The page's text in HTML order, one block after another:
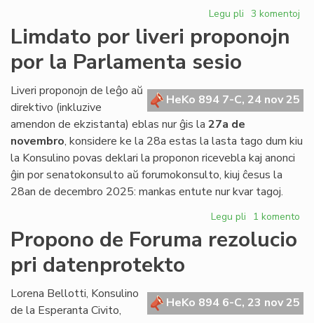
Legu pli pri
vere
transloko
en
3 komentoj
Limdato por liveri proponojn
por la Parlamenta sesio
HeKo 894 7-C, 24 nov 25
Liveri proponojn de leĝo aŭ
direktivo (inkluzive
amendon de ekzistanta) eblas nur ĝis la 27a de
novembro, konsidere ke la 28a estas la lasta tago dum kiu
la Konsulino povas deklari la proponon ricevebla kaj anonci
ĝin por senatokonsulto aŭ forumokonsulto, kiuj ĉesus la
28an de decembro 2025: mankas entute nur kvar tagoj.
Legu pli pri
Limdato
por
por
la
1 komento
Propono de Foruma rezolucio
pri datenprotekto
HeKo 894 6-C, 23 nov 25
Lorena Bellotti, Konsulino
de la Esperanta Civito,